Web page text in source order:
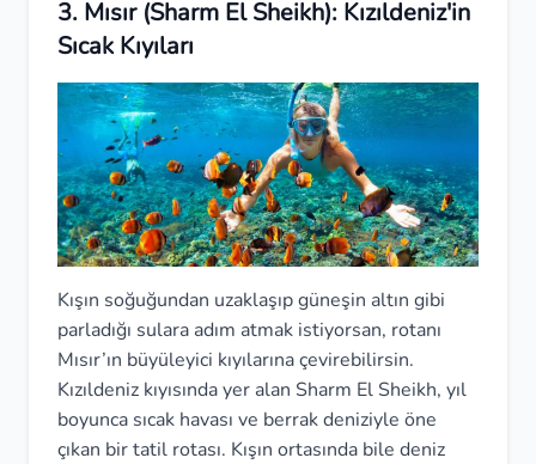
3. Mısır (Sharm El Sheikh): Kızıldeniz'in
Sıcak Kıyıları
Kışın soğuğundan uzaklaşıp güneşin altın gibi
parladığı sulara adım atmak istiyorsan, rotanı
Mısır’ın büyüleyici kıyılarına çevirebilirsin.
Kızıldeniz kıyısında yer alan Sharm El Sheikh, yıl
boyunca sıcak havası ve berrak deniziyle öne
çıkan bir tatil rotası. Kışın ortasında bile deniz